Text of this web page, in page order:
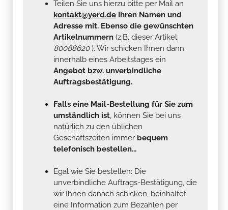
Teilen Sie uns hierzu bitte per Mail an
kontakt@yerd.de Ihren Namen und
Adresse mit. Ebenso die gewünschten
Artikelnummern (z.B. dieser Artikel:
80088620). Wir schicken Ihnen dann
innerhalb eines Arbeitstages ein
Angebot bzw. unverbindliche
Auftragsbestätigung.
Falls eine Mail-Bestellung für Sie zum
umständlich ist, können Sie bei uns
natürlich zu den üblichen
Geschäftszeiten immer bequem
telefonisch bestellen...
Egal wie Sie bestellen: Die
unverbindliche Auftrags-Bestätigung, die
wir Ihnen danach schicken, beinhaltet
eine Information zum Bezahlen per